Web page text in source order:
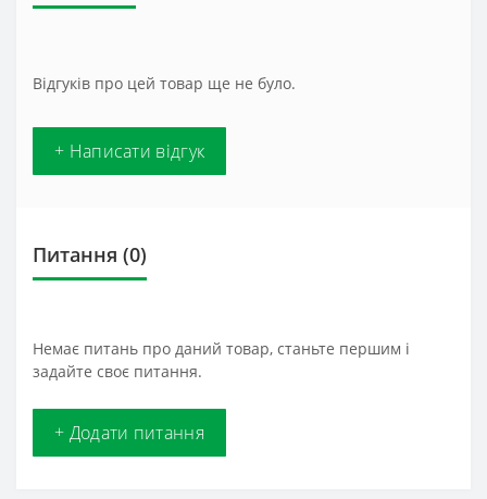
Відгуків про цей товар ще не було.
+ Написати відгук
Питання (0)
Немає питань про даний товар, станьте першим і
задайте своє питання.
+ Додати питання